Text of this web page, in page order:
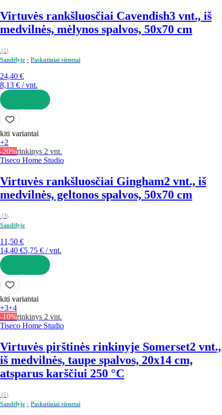
Virtuvės rankšluosčiai Cavendish3 vnt., iš
medvilnės, mėlynos spalvos, 50x70 cm
(1)
Sandėlyje
Paskutiniai vienetai
24,40 €
8,13 € / vnt.
Į KREPŠELĮ
kiti variantai
+2
-20%rinkinys 2 vnt.
Tiseco Home Studio
Virtuvės rankšluosčiai Gingham2 vnt., iš
medvilnės, geltonos spalvos, 50x70 cm
(3)
Sandėlyje
11,50 €
14,40 €5,75 € / vnt.
Į KREPŠELĮ
kiti variantai
+3+4
-10%rinkinys 2 vnt.
Tiseco Home Studio
Virtuvės pirštinės rinkinyje Somerset2 vnt.,
iš medvilnės, taupe spalvos, 20x14 cm,
atsparus karščiui 250 °C
(1)
Sandėlyje
Paskutiniai vienetai